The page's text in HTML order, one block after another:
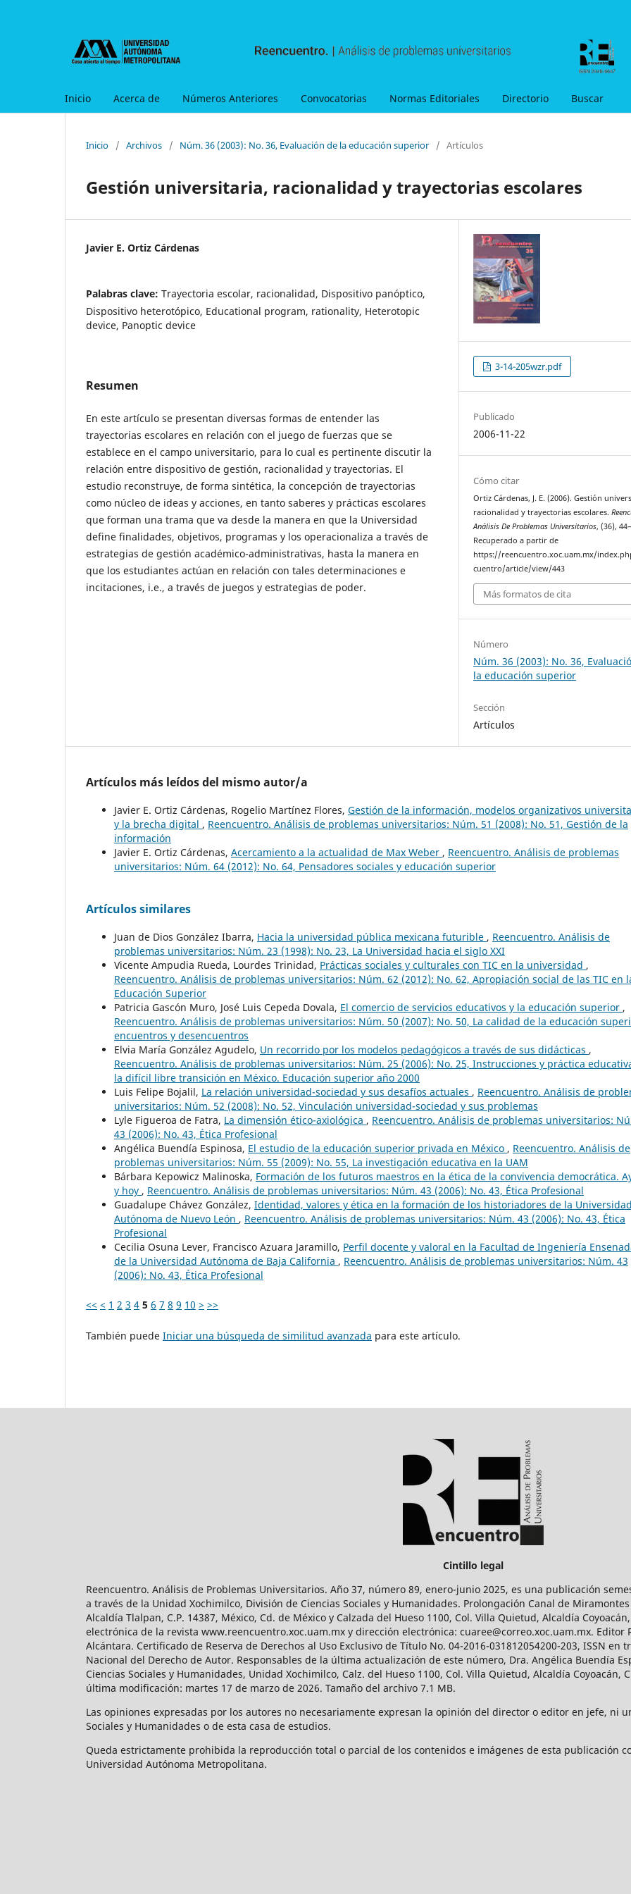
Inicio Acerca de Números Anteriores Convocatorias Normas Editoriales Directorio Buscar
Inicio / Archivos / Núm. 36 (2003): No. 36, Evaluación de la educación superior / Artículos
Gestión universitaria, racionalidad y trayectorias escolares
Javier E. Ortiz Cárdenas
Palabras clave: Trayectoria escolar, racionalidad, Dispositivo panóptico,
Dispositivo heterotópico, Educational program, rationality, Heterotopic
device, Panoptic device
Resumen
En este artículo se presentan diversas formas de entender las
trayectorias escolares en relación con el juego de fuerzas que se
establece en el campo universitario, para lo cual es pertinente discutir la
relación entre dispositivo de gestión, racionalidad y trayectorias. El
estudio reconstruye, de forma sintética, la concepción de trayectorias
como núcleo de ideas y acciones, en tanto saberes y prácticas escolares
que forman una trama que va desde la manera en que la Universidad
define finalidades, objetivos, programas y los operacionaliza a través de
estrategias de gestión académico-administrativas, hasta la manera en
que los estudiantes actúan en relación con tales determinaciones e
incitaciones, i.e., a través de juegos y estrategias de poder.
3-14-205wzr.pdf
Publicado
2006-11-22
Cómo citar
Ortiz Cárdenas, J. E. (2006). Gestión
racionalidad y trayectorias escolares.
Análisis De Problemas Universitarios, (36),
Recuperado a partir de
https://reencuentro.xoc.uam.mx/
cuentro/article/view/443
Más formatos de cita
Número
Núm. 36 (2003): No. 36,
la educación superior
Sección
Artículos
Artículos más leídos del mismo autor/a
Javier E. Ortiz Cárdenas, Rogelio Martínez Flores, Gestión de la información, modelos organizativos
y la brecha digital , Reencuentro. Análisis de problemas universitarios: Núm. 51 (2008): No. 51, Gestión de la
información
Javier E. Ortiz Cárdenas, Acercamiento a la actualidad de Max Weber , Reencuentro. Análisis de problemas
universitarios: Núm. 64 (2012): No. 64, Pensadores sociales y educación superior
Artículos similares
Juan de Dios González Ibarra, Hacia la universidad pública mexicana futurible , Reencuentro. Análisis de
problemas universitarios: Núm. 23 (1998): No. 23, La Universidad hacia el siglo XXI
Vicente Ampudia Rueda, Lourdes Trinidad, Prácticas sociales y culturales con TIC en la universidad ,
Reencuentro. Análisis de problemas universitarios: Núm. 62 (2012): No. 62, Apropiación social de las TIC en
Educación Superior
Patricia Gascón Muro, José Luis Cepeda Dovala, El comercio de servicios educativos y la educación superior ,
Reencuentro. Análisis de problemas universitarios: Núm. 50 (2007): No. 50, La calidad de la educación
encuentros y desencuentros
Elvia María González Agudelo, Un recorrido por los modelos pedagógicos a través de sus didácticas ,
Reencuentro. Análisis de problemas universitarios: Núm. 25 (2006): No. 25, Instrucciones y práctica
la difícil libre transición en México. Educación superior año 2000
Luis Felipe Bojalil, La relación universidad-sociedad y sus desafíos actuales , Reencuentro. Análisis de
universitarios: Núm. 52 (2008): No. 52, Vinculación universidad-sociedad y sus problemas
Lyle Figueroa de Fatra, La dimensión ético-axiológica , Reencuentro. Análisis de problemas universitarios:
43 (2006): No. 43, Ética Profesional
Angélica Buendía Espinosa, El estudio de la educación superior privada en México , Reencuentro. Análisis de
problemas universitarios: Núm. 55 (2009): No. 55, La investigación educativa en la UAM
Bárbara Kepowicz Malinoska, Formación de los futuros maestros en la ética de la convivencia democrática.
y hoy , Reencuentro. Análisis de problemas universitarios: Núm. 43 (2006): No. 43, Ética Profesional
Guadalupe Chávez González, Identidad, valores y ética en la formación de los historiadores de la Universidad
Autónoma de Nuevo León , Reencuentro. Análisis de problemas universitarios: Núm. 43 (2006): No. 43, Ética
Profesional
Cecilia Osuna Lever, Francisco Azuara Jaramillo, Perfil docente y valoral en la Facultad de Ingeniería
de la Universidad Autónoma de Baja California , Reencuentro. Análisis de problemas universitarios: Núm. 43
(2006): No. 43, Ética Profesional
<< < 1 2 3 4 5 6 7 8 9 10 > >>
También puede Iniciar una búsqueda de similitud avanzada para este artículo.
Cintillo legal
Reencuentro. Análisis de Problemas Universitarios. Año 37, número 89, enero-junio 2025, es una publicación
a través de la Unidad Xochimilco, División de Ciencias Sociales y Humanidades. Prolongación Canal de Miramontes
Alcaldía Tlalpan, C.P. 14387, México, Cd. de México y Calzada del Hueso 1100, Col. Villa Quietud, Alcaldía
electrónica de la revista www.reencuentro.xoc.uam.mx y dirección electrónica: cuaree@correo.xoc.uam.mx. Editor
Alcántara. Certificado de Reserva de Derechos al Uso Exclusivo de Título No. 04-2016-031812054200-203, ISSN
Nacional del Derecho de Autor. Responsables de la última actualización de este número, Dra. Angélica Buendía
Ciencias Sociales y Humanidades, Unidad Xochimilco, Calz. del Hueso 1100, Col. Villa Quietud, Alcaldía Coyoacán,
última modificación: martes 17 de marzo de 2026. Tamaño del archivo 7.1 MB.
Las opiniones expresadas por los autores no necesariamente expresan la opinión del director o editor en jefe, ni
Sociales y Humanidades o de esta casa de estudios.
Queda estrictamente prohibida la reproducción total o parcial de los contenidos e imágenes de esta publicación
Universidad Autónoma Metropolitana.